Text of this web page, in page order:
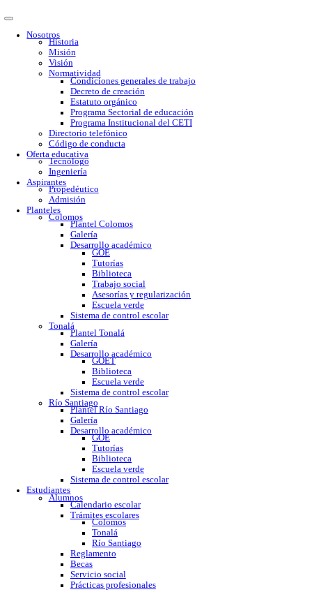
Nosotros
Historia
Misión
Visión
Normatividad
Condiciones generales de trabajo
Decreto de creación
Estatuto orgánico
Programa Sectorial de educación
Programa Institucional del CETI
Directorio telefónico
Código de conducta
Oferta educativa
Tecnólogo
Ingeniería
Aspirantes
Propedéutico
Admisión
Colomos
Plantel Colomos
Galería
Desarrollo académico
GOE
Tutorías
Trabajo social
Asesorías y regularización
Escuela verde
Sistema de control escolar
Tonalá
Plantel Tonalá
Galería
Desarrollo académico
GOET
Biblioteca
Escuela verde
Río Santiago
Plantel Río Santiago
Galería
Desarrollo académico
GOE
Tutorías
Biblioteca
Escuela verde